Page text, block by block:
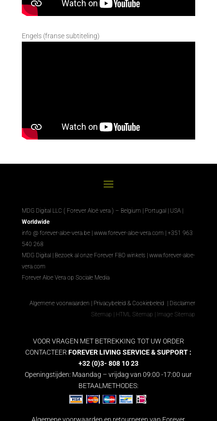
Engels (franse subtiteling)
MDG Digital LLC ( Forever Aloë vera ) – Belgium | Portugal | USA |
Worldwide
info @ forever-aloe-vera.be | www.forever-aloe-vera.com | +351 963
540 268
MDG Digital| Bezoek al onze Forever FBO winkels| www.forever-aloe-
vera.com
Forever Aloe Vera op Sociale Media
Algemene voorwaarden | Privacybeleid & Cookiebeleid | Disclaimer
Sitemap | HTML Sitemap | Image Sitemap
VOOR VRAGEN MET BETREKKING TOT UW ORDER
CONTACTEERFOREVER LIVING SERVICE & SUPPORT :
+32 (0)3- 808 10 23
Openingstijden: Maandag – vrijdag van 09:00 -17:00 uur
BETAALMETHODES:
Algemene voorwaarden en retourneren van Forever